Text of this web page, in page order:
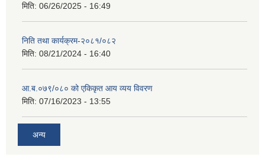
मिति: 06/26/2025 - 16:49
निति तथा कार्यक्रम-२०८१/०८२
मिति: 08/21/2024 - 16:40
आ.ब.०७९/०८० को एकिकृत आय व्यय विवरण
मिति: 07/16/2023 - 13:55
अन्य